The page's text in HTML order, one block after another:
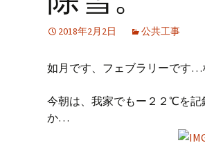
2018年2月2日 公共工事
如月です、フェブラリーです…
今朝は、我家でもー２２℃を
か…